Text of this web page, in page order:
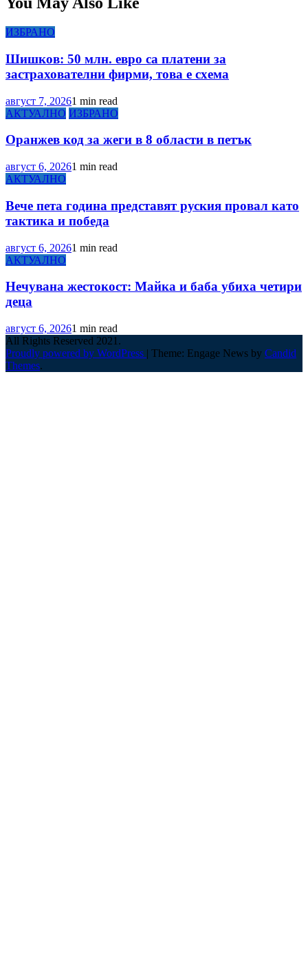
ИЗБРАНО
Шишков: 50 млн. евро са платени за
застрахователни фирми, това е схема
август 7, 20261 min read
АКТУАЛНО ИЗБРАНО
Оранжев код за жеги в 8 области в петък
август 6, 20261 min read
АКТУАЛНО
Вече пета година представят руския провал като
тактика и победа
август 6, 20261 min read
АКТУАЛНО
Нечувана жестокост: Майка и баба убиха четири
деца
август 6, 20261 min read
All Rights Reserved 2021.
Proudly powered by WordPress | Theme: Engage News by Candid
Themes.